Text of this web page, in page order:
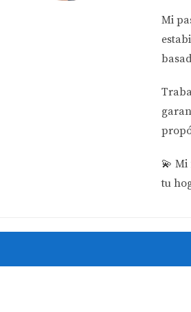
están interesados en sus
económicas globales y
financieras. Al aprender de casos
Si estás considerando
trae consigo nuevas
afecta el tipo de cambio a
cambio puede hacer que los
Mi
💫 Mi
tu